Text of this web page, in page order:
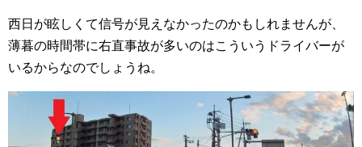
西日が眩しくて信号が見えなかったのかもしれませんが、
薄暮の時間帯に右直事故が多いのはこういうドライバーが
いるからなのでしょうね。